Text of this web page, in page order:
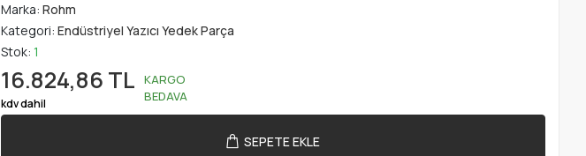
Marka: Rohm
Kategori: Endüstriyel Yazıcı Yedek Parça
Stok: 1
16.824,86 TL
kdv dahil
KARGO
BEDAVA
SEPETE EKLE